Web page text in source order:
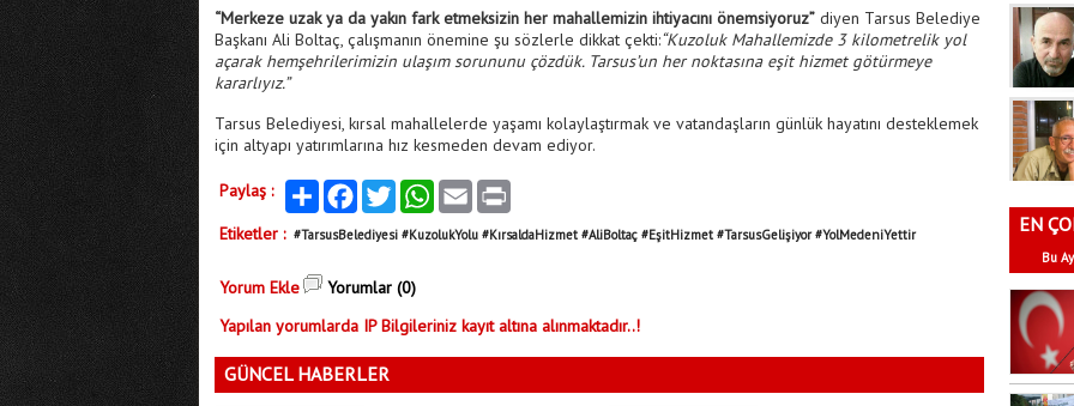
“Merkeze uzak ya da yakın fark etmeksizin her mahallemizin ihtiyacını önemsiyoruz” diyen Tarsus Belediye
Başkanı Ali Boltaç, çalışmanın önemine şu sözlerle dikkat çekti:“Kuzoluk Mahallemizde 3 kilometrelik yol
açarak hemşehrilerimizin ulaşım sorununu çözdük. Tarsus’un her noktasına eşit hizmet götürmeye
kararlıyız.”
Tarsus Belediyesi, kırsal mahallelerde yaşamı kolaylaştırmak ve vatandaşların günlük hayatını desteklemek
için altyapı yatırımlarına hız kesmeden devam ediyor.
Paylaş : Paylaş FacebookTwitter WhatsAppEmail
Etiketler : #TarsusBelediyesi #KuzolukYolu #KırsaldaHizmet #AliBoltaç #EşitHizmet #TarsusGelişiyor #YolMedeniYettir
Yorum Ekle
Yorumlar (0)
Yapılan yorumlarda IP Bilgileriniz kayıt altına alınmaktadır..!
GÜNCEL HABERLER
EN
Bu Ay